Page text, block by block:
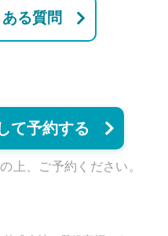
る質問
て予約する
上、ご予約ください。